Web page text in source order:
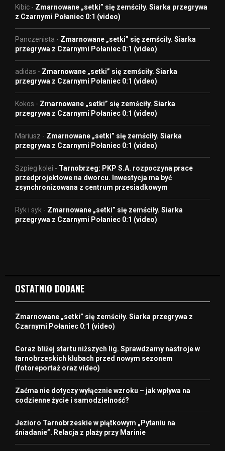
Kibic - Zmarnowane „setki” się zemściły. Siarka przegrywa
z Czarnymi Połaniec 0:1 (video)
Panczenista - Zmarnowane „setki” się zemściły. Siarka
przegrywa z Czarnymi Połaniec 0:1 (video)
adidas - Zmarnowane „setki” się zemściły. Siarka
przegrywa z Czarnymi Połaniec 0:1 (video)
Kokos - Zmarnowane „setki” się zemściły. Siarka
przegrywa z Czarnymi Połaniec 0:1 (video)
Mariusz - Zmarnowane „setki” się zemściły. Siarka
przegrywa z Czarnymi Połaniec 0:1 (video)
Szpieg kolei - Tarnobrzeg: PKP S.A. rozpoczyna prace
przedprojektowe na dworcu. Inwestycja ma być
zsynchronizowana z centrum przesiadkowym
Ryk i syk - Zmarnowane „setki” się zemściły. Siarka
przegrywa z Czarnymi Połaniec 0:1 (video)
OSTATNIO DODANE
Zmarnowane „setki” się zemściły. Siarka przegrywa z
Czarnymi Połaniec 0:1 (video)
Coraz bliżej startu niższych lig. Sprawdzamy nastroje w
tarnobrzeskich klubach przed nowym sezonem
(fotoreportaż oraz video)
Zaćma nie dotyczy wyłącznie wzroku – jak wpływa na
codzienne życie i samodzielność?
Jezioro Tarnobrzeskie w piątkowym „Pytaniu na
śniadanie”. Relacja z plaży przy Marinie